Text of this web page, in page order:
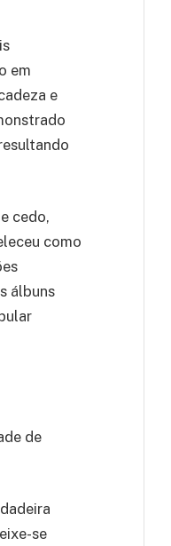
em
e
cedo,
como
álbuns
de
se